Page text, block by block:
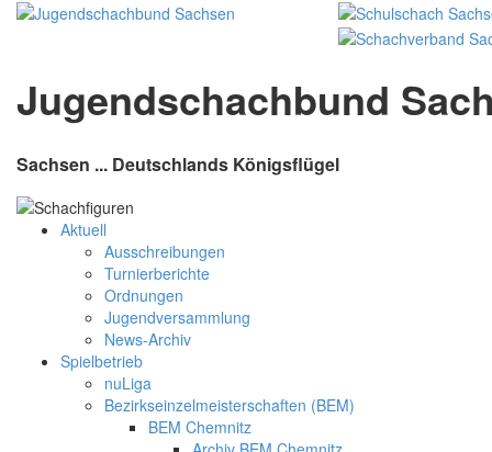
Jugendschachbund
Sachsen ... Deutschlands Königsflügel
Aktuell
Ausschreibungen
Turnierberichte
Ordnungen
Jugendversammlung
News-Archiv
Spielbetrieb
nuLiga
Bezirkseinzelmeisterschaften (BEM)
BEM Chemnitz